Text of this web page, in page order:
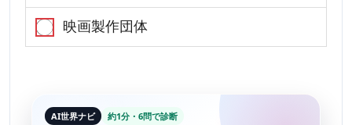
映画製作団体
AI世界ナビ 約1分・6問で診断